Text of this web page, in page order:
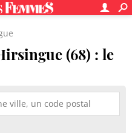
(68) : le